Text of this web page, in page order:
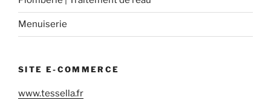
Menuiserie
SITE E-COMMERCE
www.tessella.fr